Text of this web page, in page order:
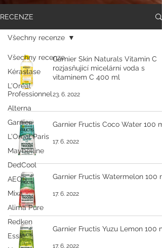
RECENZE
Všechny recenze
Kérastase
L'Oréal
Professionnel
Alterna
Garnier
L'Oréal Paris
Maybelline
DedCool
AEOS
Mixa
Alima Pure
Redken
Essie
Všechny recenze
Garnier Skin Naturals Vitamin C
rozjasňující micelární voda s
vitaminem C 400 ml
23. 6. 2022
Garnier Fructis Coco Water 100 ml
17. 6. 2022
Garnier Fructis Watermelon 100
17. 6. 2022
Garnier Fructis Yuzu Lemon 100
17. 6. 2022